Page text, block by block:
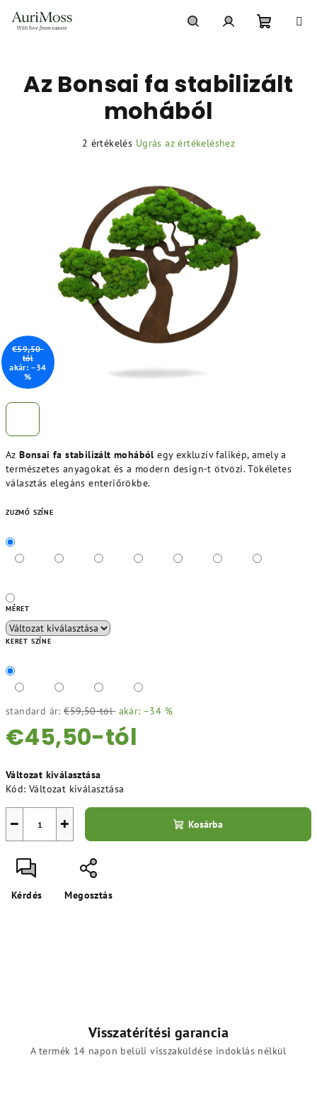
AzBonsai fa stabilizált mohából egy exkluzív falikép, amely a
természetes anyagokat és a modern design-t ötvözi. Tökéletes
választás elegáns enteriőrökbe.
ZUZMÓ SZÍNE
MÉRET
KERET SZÍNE
standard ár: €59,50-tól akár: –34 %
€45,50-tól
Változat kiválasztása
Kód: Változat kiválasztása
+
− Kosárba
Kérdés Megosztás
Az Bonsai fa stabilizált
mohából
A
ből
5,0
csillag.
2 értékelés Ugrás az értékeléshez
€59,50-
tól
akár: –34
%
Visszatérítési garancia
A termék 14 napon belüli visszaküldése indoklás nélkül